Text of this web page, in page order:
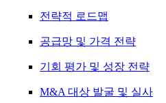
전략적 로드맵
공급망 및 가격 전략
기회 평가 및 성장 전략
M&A 대상 발굴 및 실사